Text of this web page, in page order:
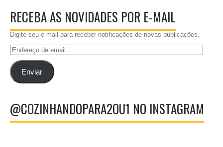
RECEBA AS NOVIDADES POR E-MAIL
Digite seu e-mail para receber notificações de novas publicações.
Endereço
emailEnviar
@COZINHANDOPARA2OU1 NO INSTAGRAM